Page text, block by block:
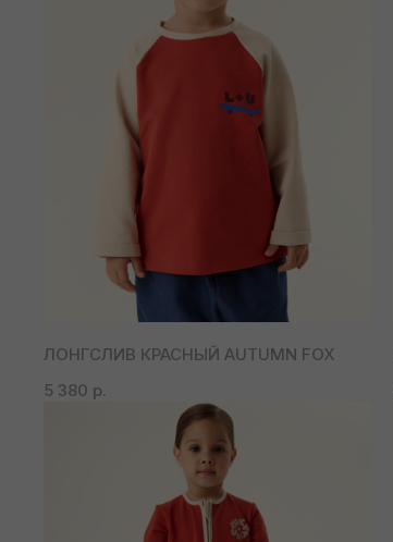
ЛОНГСЛИВ КРАСНЫЙ AUTUMN FOX
5 380 р.